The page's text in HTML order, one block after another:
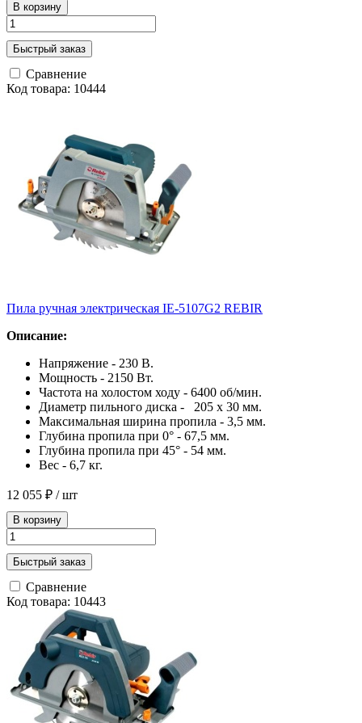
В корзину
Быстрый заказ
Сравнение
Код товара: 10444
Пила ручная электрическая IE-5107G2 REBIR
Описание:
Напряжение - 230 В.
Мощность - 2150 Вт.
Частота на холостом ходу - 6400 об/мин.
Диаметр пильного диска - 205 х 30 мм.
Максимальная ширина пропила - 3,5 мм.
Глубина пропила при 0° - 67,5 мм.
Глубина пропила при 45° - 54 мм.
Вес - 6,7 кг.
12 055 ₽ / шт
В корзину
Быстрый заказ
Сравнение
Код товара: 10443